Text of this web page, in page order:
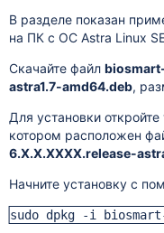
В разделе показан
на ПК с ОС Astra Linux
Скачайте файл
astra1.7-amd64.deb,
Для установки
котором расположен
6.Х.Х.ХХХХ.release-
Начните установку с
sudo dpkg -i